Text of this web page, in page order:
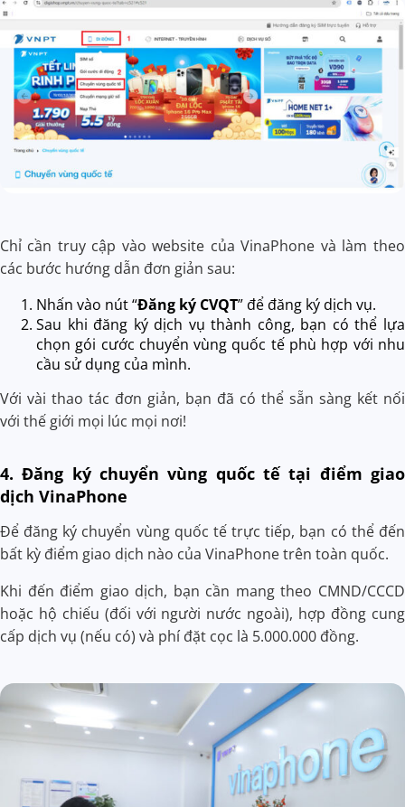
Chỉ cần truy cập vào website của VinaPhone và làm theo
các bước hướng dẫn đơn giản sau:
Nhấn vào nút “Đăng ký CVQT” để đăng ký dịch vụ.
Sau khi đăng ký dịch vụ thành công, bạn có thể lựa
chọn gói cước chuyển vùng quốc tế phù hợp với nhu
cầu sử dụng của mình.
Với vài thao tác đơn giản, bạn đã có thể sẵn sàng kết nối
với thế giới mọi lúc mọi nơi!
4. Đăng ký chuyển vùng quốc tế tại điểm giao
dịch VinaPhone
Để đăng ký chuyển vùng quốc tế trực tiếp, bạn có thể đến
bất kỳ điểm giao dịch nào của VinaPhone trên toàn quốc.
Khi đến điểm giao dịch, bạn cần mang theo CMND/CCCD
hoặc hộ chiếu (đối với người nước ngoài), hợp đồng cung
cấp dịch vụ (nếu có) và phí đặt cọc là 5.000.000 đồng.